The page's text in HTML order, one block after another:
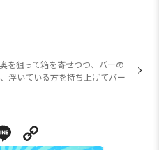
を狙って箱を寄せつつ、バーの
浮いている方を持ち上げてバー
Line